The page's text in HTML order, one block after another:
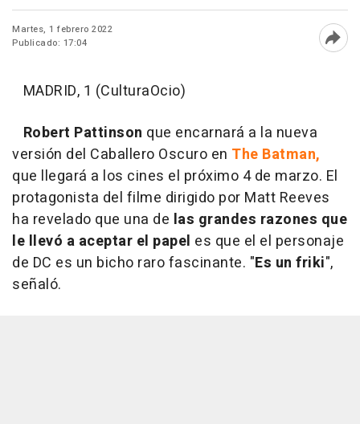
Martes, 1 febrero 2022
Publicado: 17:04
MADRID, 1 (CulturaOcio)
Robert Pattinson que encarnará a la nueva
versión del Caballero Oscuro en The Batman,
que llegará a los cines el próximo 4 de marzo. El
protagonista del filme dirigido por Matt Reeves
ha revelado que una de las grandes razones que
le llevó a aceptar el papel es que el el personaje
de DC es un bicho raro fascinante. "Es un friki",
señaló.